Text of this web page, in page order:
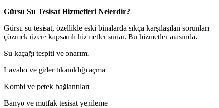
Gürsu Su Tesisat Hizmetleri Nelerdir?
Gürsu su tesisat, özellikle eski binalarda sıkça karşılaşılan sorunları
çözmek üzere kapsamlı hizmetler sunar. Bu hizmetler arasında:
Su kaçağı tespiti ve onarımı
Lavabo ve gider tıkanıklığı açma
Kombi ve petek bağlantıları
Banyo ve mutfak tesisat yenileme